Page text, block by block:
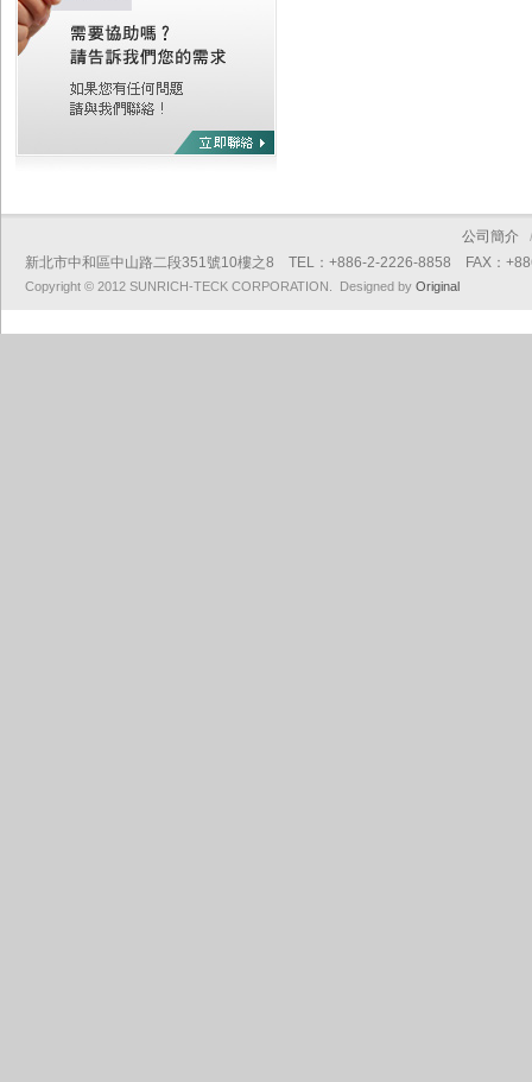
公司簡介 /
新北市中和區中山路二段351號10樓之8 TEL：+886-2-2226-8858 FAX：
Copyright © 2012 SUNRICH-TECK CORPORATION. Designed by Original